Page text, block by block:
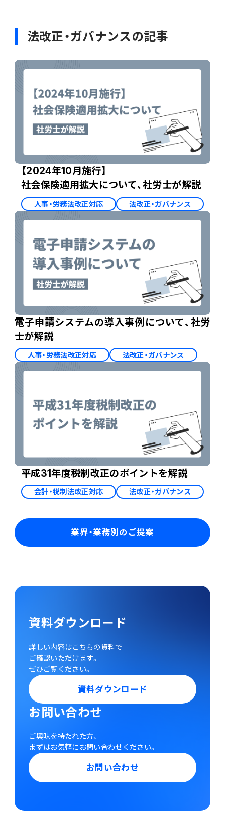
法改正・ガバナンスの記事
【2024年10月施行】
社会保険適用拡大について、社労士が解説
人事・労務法改正対応 法改正・ガバナンス
電子申請システムの導入事例について、社労
士が解説
人事・労務法改正対応 法改正・ガバナンス
平成31年度税制改正のポイントを解説
会計・税制法改正対応 法改正・ガバナンス
業界・業務別のご提案
資料ダウンロード
詳しい内容はこちらの資料で
ご確認いただけます。
ぜひご覧ください。
資料ダウンロード
お問い合わせ
ご興味を持たれた方、
まずはお気軽にお問い合わせください。
お問い合わせ